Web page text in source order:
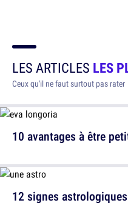
LES ARTICLES LES
Ceux qu'il ne faut surtout pas rater
10 avantages à être
12 signes